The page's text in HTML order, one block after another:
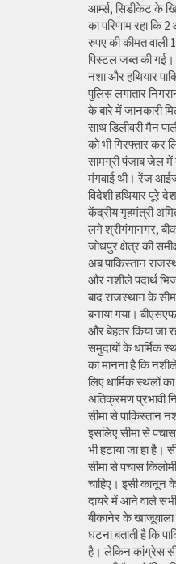
आर्म्स, सिडीकेट के
का परिणाम रहा कि
रुपए की कीमत वाली
पिस्टल जब्त की
नशा और हथियार
पुलिस लगातार
के बारे में जानकारी
साथ डिलीवरी मैन
को भी गिरफ्तार कर
सामग्री पंजाब जेल में
मंगवाई थी। रेंज
विदेशी हथियार पूरे
केंद्रीय गृहमंत्री
लगे श्रीगंगानगर,
जोधपुर क्षेत्र की
अब पाकिस्तान
और नशीले पदार्थ
बाद राजस्थान के
बनाया गया।
और बेहतर किया जा
समुदायों के धार्मिक
का मानना है कि
लिए धार्मिक स्थलों
अतिक्रमण प्रभावी
सीमा से पाकिस्तान
इसलिए सीमा से पचास
भी हटाया जा हा है।
सीमा से पचास
चाहिए। इसी कानून
दायरे में आने वाले
बीकानेर के
घटना बताती है कि
है। लेकिन कांग्रेस